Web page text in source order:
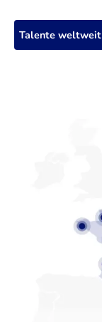
Talente